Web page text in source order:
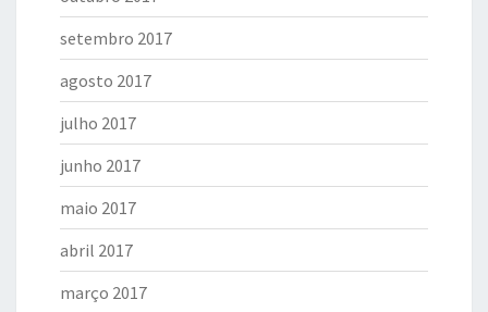
setembro 2017
agosto 2017
julho 2017
junho 2017
maio 2017
abril 2017
março 2017